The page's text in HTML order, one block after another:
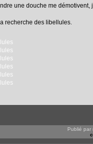
une douche me démotivent,
recherche des libellules.
Publié par